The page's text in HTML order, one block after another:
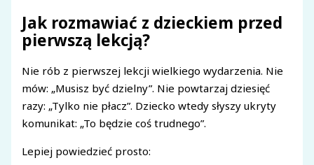
Jak rozmawiać z dzieckiem przed
pierwszą lekcją?
Nie rób z pierwszej lekcji wielkiego wydarzenia. Nie
mów: „Musisz być dzielny”. Nie powtarzaj dziesięć
razy: „Tylko nie płacz”. Dziecko wtedy słyszy ukryty
komunikat: „To będzie coś trudnego”.
Lepiej powiedzieć prosto: